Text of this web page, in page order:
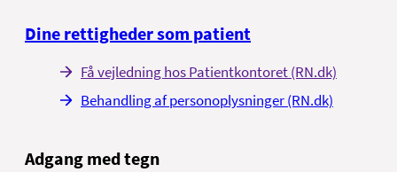
Dine rettigheder som patient
Få vejledning hos Patientkontoret (RN.dk)
Behandling af personoplysninger (RN.dk)
Adgang med tegn